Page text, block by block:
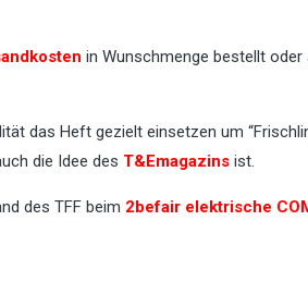
in Wunschmenge bestellt oder
das Heft gezielt einsetzen um
die Idee des T&Emagazins ist.
des TFF beim 2befair elektrische